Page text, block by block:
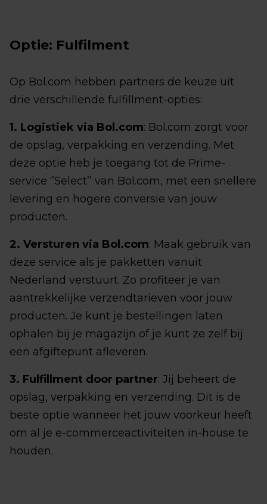
Optie: Fulfilment
Op Bol.com hebben partners de keuze uit
drie verschillende fulfillment-opties:
1. Logistiek via Bol.com: Bol.com zorgt voor
de opslag, verpakking en verzending. Met
deze optie heb je toegang tot de Prime-
service ‘’Select’’ van Bol.com, met een snellere
levering en hogere conversie van jouw
producten.
2. Versturen via Bol.com: Maak gebruik van
deze service als je pakketten vanuit
Nederland verstuurt. Zo profiteer je van
aantrekkelijke verzendtarieven voor jouw
producten. Je kunt je bestellingen laten
ophalen bij je magazijn of je kunt ze zelf bij
een afgiftepunt afleveren.
3. Fulfillment door partner: Jij beheert de
opslag, verpakking en verzending. Dit is de
beste optie wanneer het jouw voorkeur heeft
om al je e-commerceactiviteiten in-house te
houden.